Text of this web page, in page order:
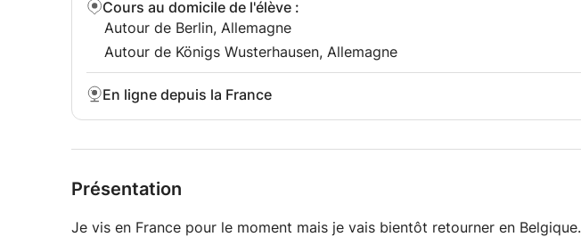
Cours au domicile de l'élève :
Autour de Berlin, Allemagne
Autour de Königs Wusterhausen, Allemagne
En ligne depuis la France
Présentation
Je vis en France pour le moment mais je vais bientôt retourner en Belgique.